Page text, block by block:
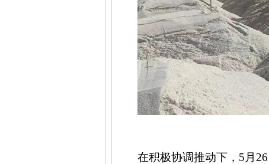
在积极协调推动下， 5 月 26